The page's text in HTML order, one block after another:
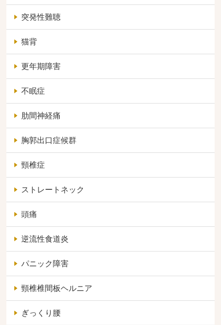
突発性難聴
猫背
更年期障害
不眠症
肋間神経痛
胸郭出口症候群
頸椎症
ストレートネック
頭痛
逆流性食道炎
パニック障害
頸椎椎間板ヘルニア
ぎっくり腰